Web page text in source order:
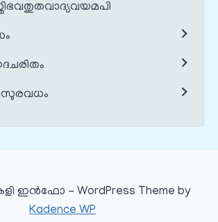
ഇൻഫോ - WordPress Theme by
Kadence WP